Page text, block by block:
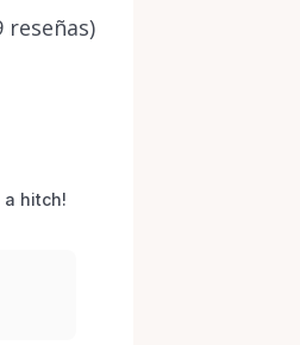
reseñas)
hitch!